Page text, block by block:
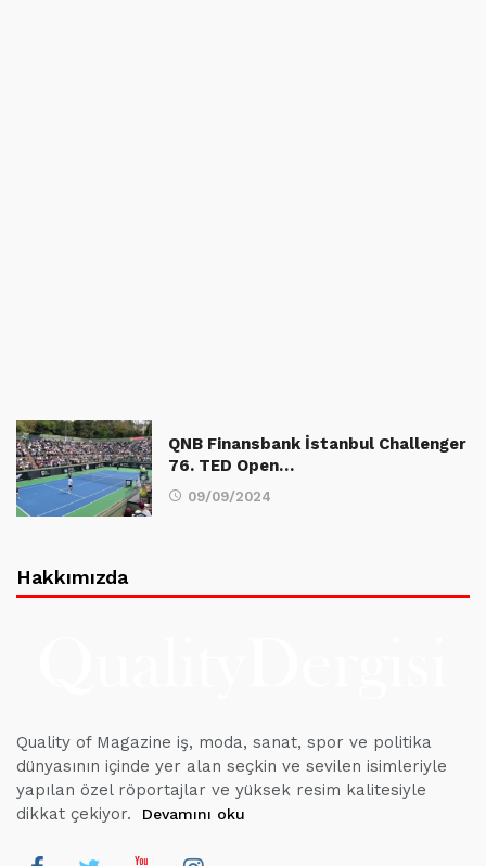
QNB Finansbank İstanbul Challenger
76. TED Open…
09/09/2024
Hakkımızda
Quality of Magazine iş, moda, sanat, spor ve politika
dünyasının içinde yer alan seçkin ve sevilen isimleriyle
yapılan özel röportajlar ve yüksek resim kalitesiyle
dikkat çekiyor.
Devamını oku